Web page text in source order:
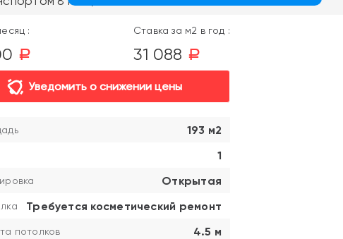
:
a
Ставка за м2 в год :
31 088 a
Уведомить о снижении цены
193 м2
1
Открытая
Требуется косметический ремонт
потолков 4.5 м